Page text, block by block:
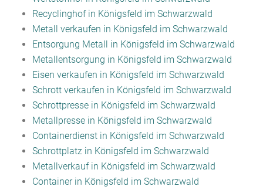
Recyclinghof in Königsfeld im Schwarzwald
Metall verkaufen in Königsfeld im Schwarzwald
Entsorgung Metall in Königsfeld im Schwarzwald
Metallentsorgung in Königsfeld im Schwarzwald
Eisen verkaufen in Königsfeld im Schwarzwald
Schrott verkaufen in Königsfeld im Schwarzwald
Schrottpresse in Königsfeld im Schwarzwald
Metallpresse in Königsfeld im Schwarzwald
Containerdienst in Königsfeld im Schwarzwald
Schrottplatz in Königsfeld im Schwarzwald
Metallverkauf in Königsfeld im Schwarzwald
Container in Königsfeld im Schwarzwald